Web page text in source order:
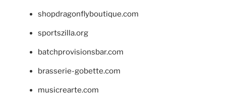
shopdragonflyboutique.com
sportszilla.org
batchprovisionsbar.com
brasserie-gobette.com
musicrearte.com